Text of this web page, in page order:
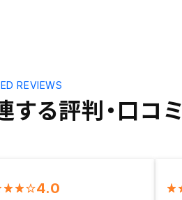
する評判・口コミ
REVIEWS
4.0